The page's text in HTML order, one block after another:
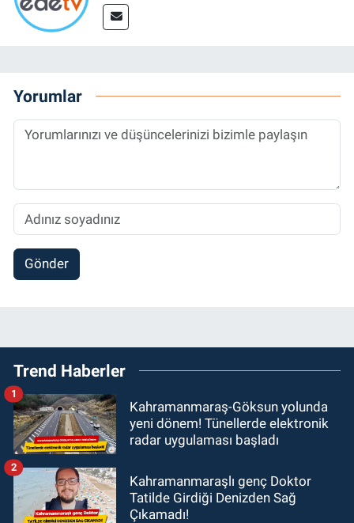
Yorumlar
Gönder
Trend Haberler
Kahramanmaraş-Göksun yolunda
yeni dönem! Tünellerde elektronik
radar uygulaması başladı
1
Kahramanmaraşlı genç Doktor
Tatilde Girdiği Denizden Sağ
Çıkamadı!
2